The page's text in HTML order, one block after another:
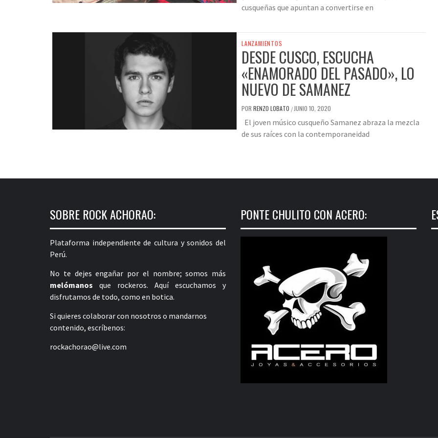
cusqueñas que apuntan a convertirse en
LANZAMIENTOS
DESDE CUSCO, ESCUCHA
«ENAMORADO DEL PASADO», LO
NUEVO DE SAMANEZ
POR RENZO LOBATO / JUNIO 10, 2020
El joven músico cusqueño Samanez abraza la mezcla
de sus raíces con la contemporaneidad
SOBRE ROCK ACHORAO:
Plataforma independiente de cultura y sonidos del
Perú.
No te dejes engañar por el nombre; somos más
melómanos que rockeros. Aquí escuchamos y
disfrutamos de todo, como en botica.
Si quieres colaborar con nosotros o mandarnos
contenido, escríbenos:
rockachorao@live.com
PONTE CHULITO CON ACERO: